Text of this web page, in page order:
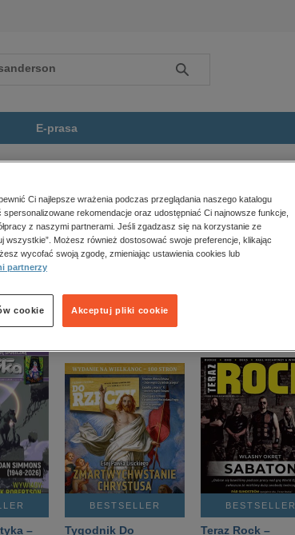
Szukaj
E-prasa
–
BESTSELLER
Tygodnik Do
BESTSELLER
Teraz Rock –
Ci najlepsze wrażenia podczas przeglądania naszego katalogu
rekomendacje oraz udostępniać Ci najnowsze funkcje,
z naszymi partnerami. Jeśli zgadzasz się na korzystanie ze
wszystkie”. Możesz również dostosować swoje preferencje, klikając
wycofać swoją zgodę, zmieniając ustawienia cookies lub
partnerzy
Akceptuj pliki cookie
cookie